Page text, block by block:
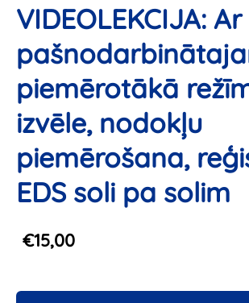
VIDEOLEKCIJA:
piemērotākā
izvēle, nodokļu
piemērošana,
EDS soli pa solim
€15,00